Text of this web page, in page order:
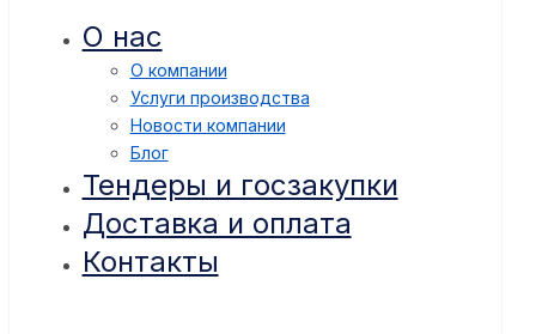
О нас
О компании
Услуги производства
Новости компании
Блог
Тендеры и госзакупки
Доставка и оплата
Контакты